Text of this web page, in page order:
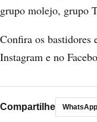
grupo molejo, grupo
Confira os bastidores
Instagram e no
Compartilhe WhatsApp